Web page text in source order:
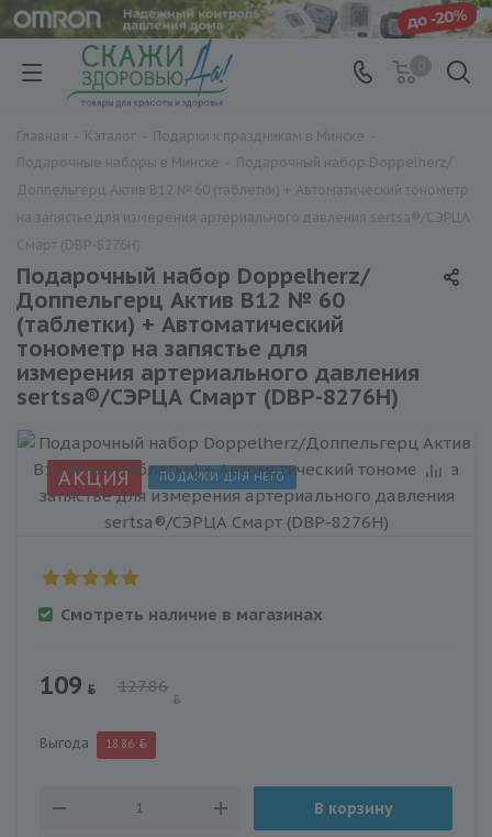
Подарочный набор Doppelherz/
Доппельгерц Актив В12 № 60
(таблетки) + Автоматический
тонометр на запястье для
измерения артериального давления
sertsa®/СЭРЦА Смарт (DBP-8276H)
АКЦИЯ ПОДАРКИ ДЛЯ НЕГО
Смотреть наличие в магазинах
109 127.86
Выгода 18.86
В корзину